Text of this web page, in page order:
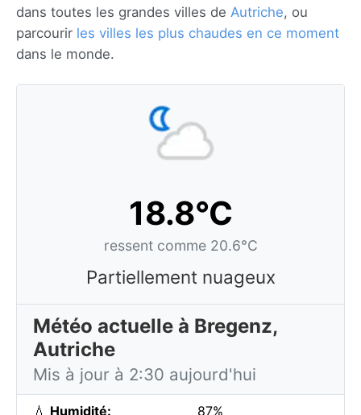
dans toutes les grandes villes de Autriche, ou
parcourir les villes les plus chaudes en ce moment
dans le monde.
18.8°C
ressent comme 20.6°C
Partiellement nuageux
Météo actuelle à Bregenz,
Autriche
Mis à jour à 2:30 aujourd'hui
💧 Humidité: 87%